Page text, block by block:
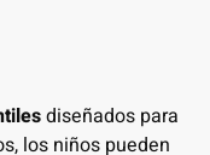
diseñados para
los niños pueden